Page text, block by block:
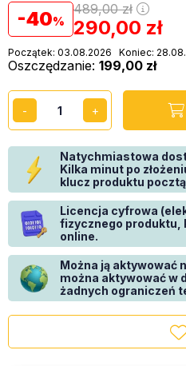
40 489,00zł
290,00 zł
Początek: 03.08.2026 Koniec:
Oszczędzanie 199,00 zł
Natychmiastowa
Kilka minut po
klucz produktu
Licencja cyfrowa
fizycznego produktu,
online.
Można ją aktywować
można aktywować w
żadnych ograniczeń